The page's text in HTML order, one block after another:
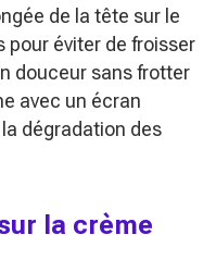
de la tête sur le
pour éviter de froisser
douceur sans frotter
avec un écran
dégradation des
la crème